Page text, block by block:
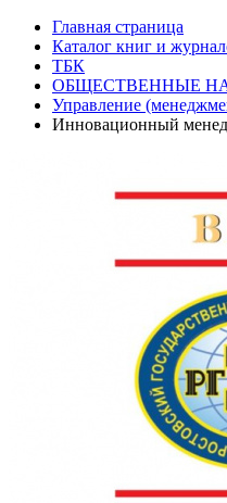
Главная страница
Каталог книг и
ТБК
ОБЩЕСТВЕННЫЕ
Управление
Инновационный